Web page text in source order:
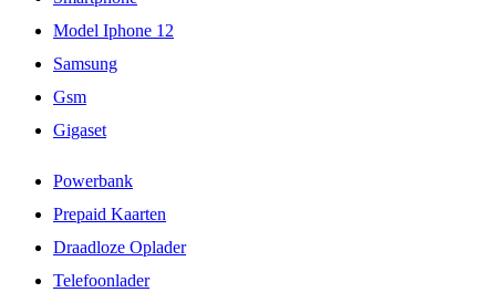
Model Iphone 12
Samsung
Gsm
Gigaset
Powerbank
Prepaid Kaarten
Draadloze Oplader
Telefoonlader